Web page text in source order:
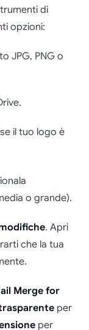
di
opzioni:
JPG, PNG o
il tuo logo è
o grande).
. Apri
che la tua
Merge for
per
per